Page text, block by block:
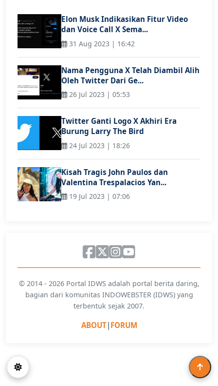
Elon Musk Indikasikan Fitur Video
dan Voice Call X Sema...
31 Aug 2023 | 16:42
Nama Pengguna X Telah Diambil Alih
Oleh Twitter Dari Ge...
26 Jul 2023 | 05:53
Twitter Ganti Logo X Akhiri Era
Burung Larry The Bird
24 Jul 2023 | 18:26
Kisah Tragis John Paulos dan
Valentina Trespalacios Yan...
19 Jul 2023 | 07:06
© 2014 - 2026 Portal IDWS adalah portal berita daring,
bagian dari komunitas INDOWEBSTER (IDWS) yang
terbentuk sejak 2007.
ABOUT| FORUM